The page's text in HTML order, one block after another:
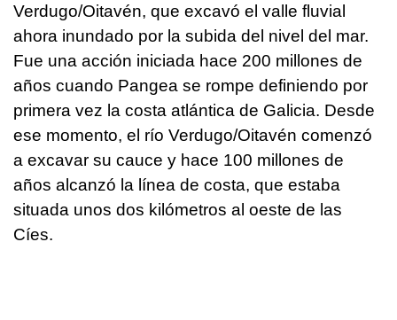
Verdugo/Oitavén, que excavó el valle fluvial
ahora inundado por la subida del nivel del mar.
Fue una acción iniciada hace 200 millones de
años cuando Pangea se rompe definiendo por
primera vez la costa atlántica de Galicia. Desde
ese momento, el río Verdugo/Oitavén comenzó
a excavar su cauce y hace 100 millones de
años alcanzó la línea de costa, que estaba
situada unos dos kilómetros al oeste de las
Cíes.